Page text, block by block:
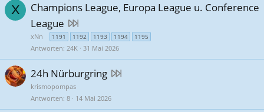
X
Champions League, Europa League u. Conference
League
xNn 1191 1192 1193 1194 1195
Antworten 24K 31 Mai 2026
24h Nürburgring
krismopompas
Antworten 8 14 Mai 2026